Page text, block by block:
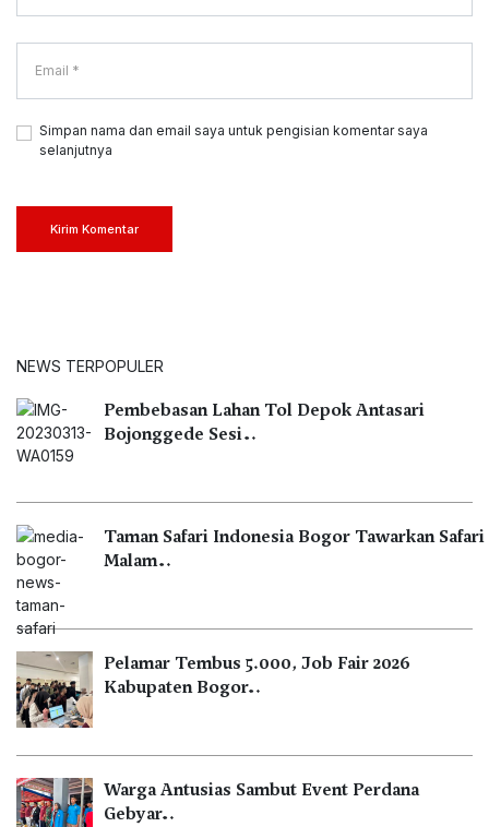
Simpan nama dan email saya untuk pengisian komentar saya
selanjutnya
Kirim Komentar
NEWS TERPOPULER
Pembebasan Lahan Tol Depok Antasari
Bojonggede Sesi…
Taman Safari Indonesia Bogor Tawarkan Safari
Malam…
Pelamar Tembus 5.000, Job Fair 2026
Kabupaten Bogor…
Warga Antusias Sambut Event Perdana
Gebyar…